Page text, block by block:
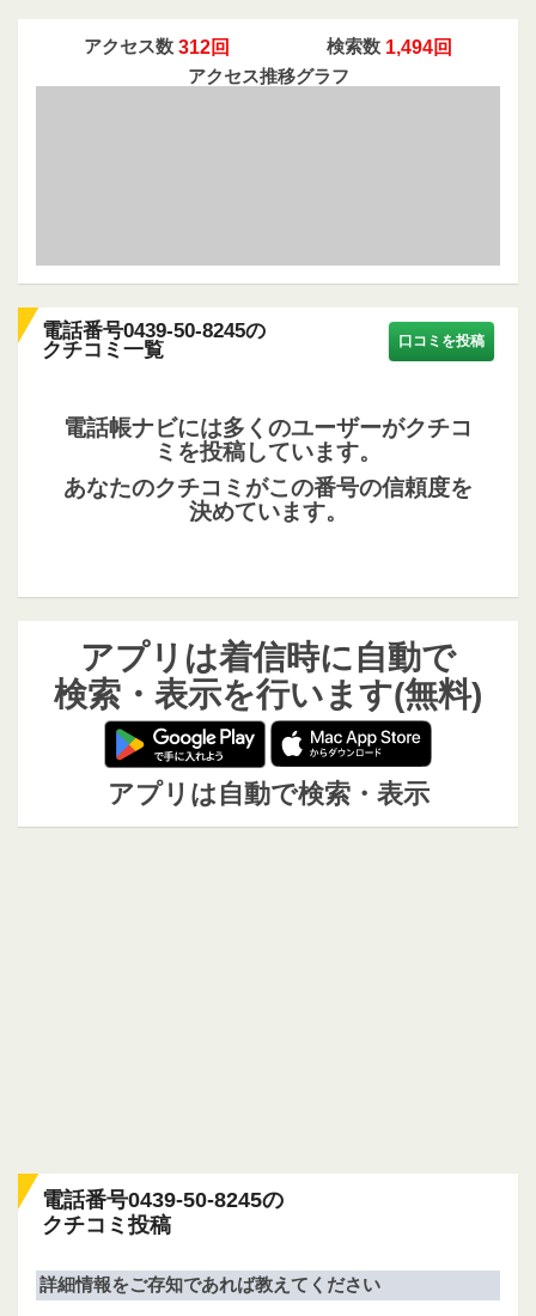
アクセス数 312回 検索数 1,494回
アクセス推移グラフ
電話番号0439-50-8245の
クチコミ一覧
口コミを投稿
電話帳ナビには多くのユーザーがクチコ
ミを投稿しています。
あなたのクチコミがこの番号の信頼度を
決めています。
アプリは着信時に自動で
検索・表示を行います(無料)
アプリは自動で検索・表示
電話番号0439-50-8245の
クチコミ投稿
詳細情報をご存知であれば教えてください